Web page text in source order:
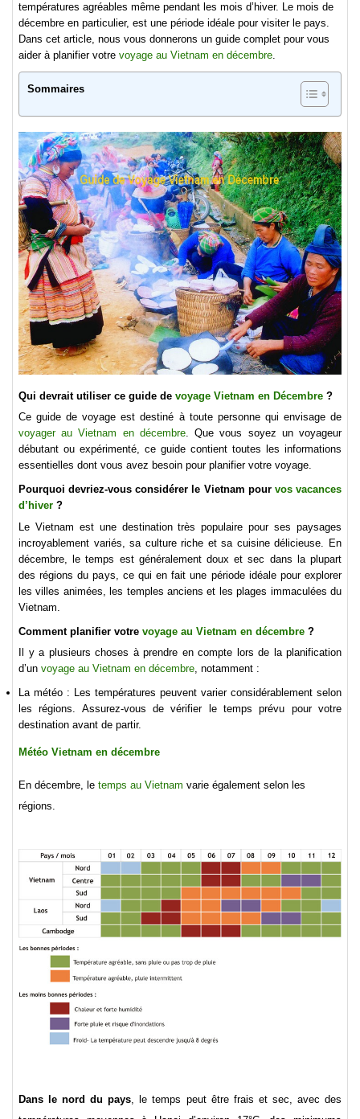
températures agréables même pendant les mois d’hiver. Le mois de
décembre en particulier, est une période idéale pour visiter le pays.
Dans cet article, nous vous donnerons un guide complet pour vous
aider à planifier votre voyage au Vietnam en décembre.
Sommaires
Qui devrait utiliser ce guide de voyage Vietnam en Décembre ?
Ce guide de voyage est destiné à toute personne qui envisage de
voyager au Vietnam en décembre. Que vous soyez un voyageur
débutant ou expérimenté, ce guide contient toutes les informations
essentielles dont vous avez besoin pour planifier votre voyage.
Pourquoi devriez-vous considérer le Vietnam pour vos vacances
d’hiver ?
Le Vietnam est une destination très populaire pour ses paysages
incroyablement variés, sa culture riche et sa cuisine délicieuse. En
décembre, le temps est généralement doux et sec dans la plupart
des régions du pays, ce qui en fait une période idéale pour explorer
les villes animées, les temples anciens et les plages immaculées du
Vietnam.
Comment planifier votre voyage au Vietnam en décembre ?
Il y a plusieurs choses à prendre en compte lors de la planification
d’un voyage au Vietnam en décembre, notamment :
La météo : Les températures peuvent varier considérablement selon
les régions. Assurez-vous de vérifier le temps prévu pour votre
destination avant de partir.
Météo Vietnam en décembre
En décembre, le temps au Vietnam varie également selon les
régions.
Dans le nord du pays, le temps peut être frais et sec, avec des